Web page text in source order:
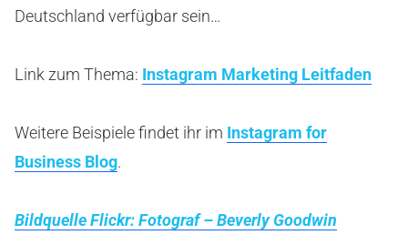
Deutschland verfügbar sein…
Link zum Thema: Instagram Marketing Leitfaden
Weitere Beispiele findet ihr im Instagram for
Business Blog.
Bildquelle Flickr: Fotograf – Beverly Goodwin